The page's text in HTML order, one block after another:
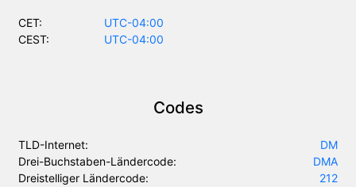
CET:
UTC-04:00
CEST:
UTC-04:00
Codes
TLD-Internet:
DM
Drei-Buchstaben-Ländercode:
DMA
Dreistelliger Ländercode:
212